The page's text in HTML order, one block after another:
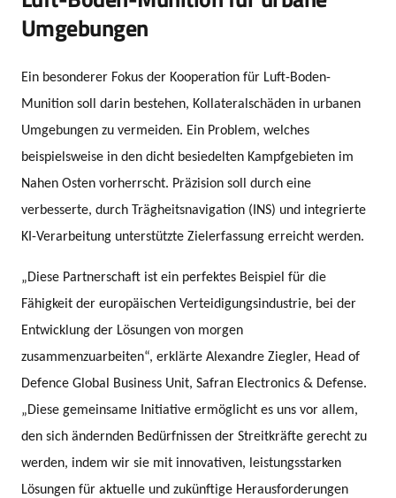
Umgebungen
Ein besonderer Fokus der Kooperation für Luft-Boden-
Munition soll darin bestehen, Kollateralschäden in urbanen
Umgebungen zu vermeiden. Ein Problem, welches
beispielsweise in den dicht besiedelten Kampfgebieten im
Nahen Osten vorherrscht. Präzision soll durch eine
verbesserte, durch Trägheitsnavigation (INS) und integrierte
KI-Verarbeitung unterstützte Zielerfassung erreicht werden.
„Diese Partnerschaft ist ein perfektes Beispiel für die
Fähigkeit der europäischen Verteidigungsindustrie, bei der
Entwicklung der Lösungen von morgen
zusammenzuarbeiten“, erklärte Alexandre Ziegler, Head of
Defence Global Business Unit, Safran Electronics & Defense.
„Diese gemeinsame Initiative ermöglicht es uns vor allem,
den sich ändernden Bedürfnissen der Streitkräfte gerecht zu
werden, indem wir sie mit innovativen, leistungsstarken
Lösungen für aktuelle und zukünftige Herausforderungen